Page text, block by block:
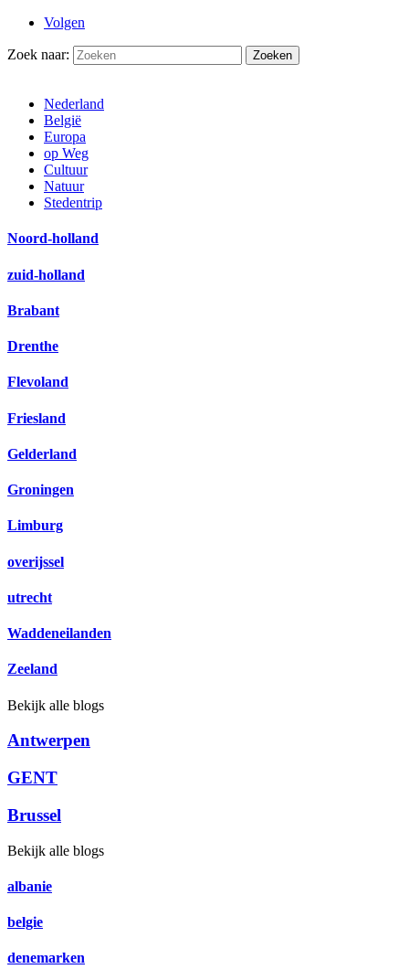
Volgen
Zoek naar:
Nederland
België
Europa
op Weg
Cultuur
Natuur
Stedentrip
Noord-holland
zuid-holland
Brabant
Drenthe
Flevoland
Friesland
Gelderland
Groningen
Limburg
overijssel
utrecht
Waddeneilanden
Zeeland
Bekijk alle blogs
Antwerpen
GENT
Brussel
Bekijk alle blogs
albanie
belgie
denemarken